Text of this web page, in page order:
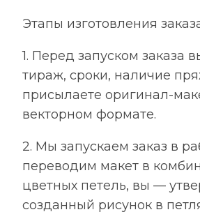
Этапы изготовления
1. Перед запуском заказа
тираж, сроки, наличие
присылаете оригинал-
векторном формате.
2. Мы запускаем заказ в
переводим макет в
цветных петель, вы —
созданный рисунок в